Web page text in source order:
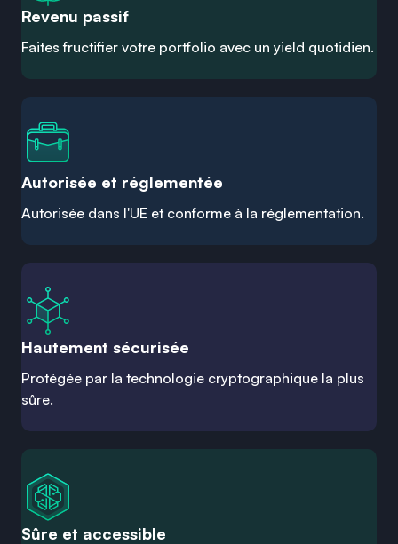
Revenu passif
Faites fructifier votre portfolio avec un yield quotidien.
Autorisée et réglementée
Autorisée dans l'UE et conforme à la réglementation.
Hautement sécurisée
Protégée par la technologie cryptographique la plus
sûre.
Sûre et accessible